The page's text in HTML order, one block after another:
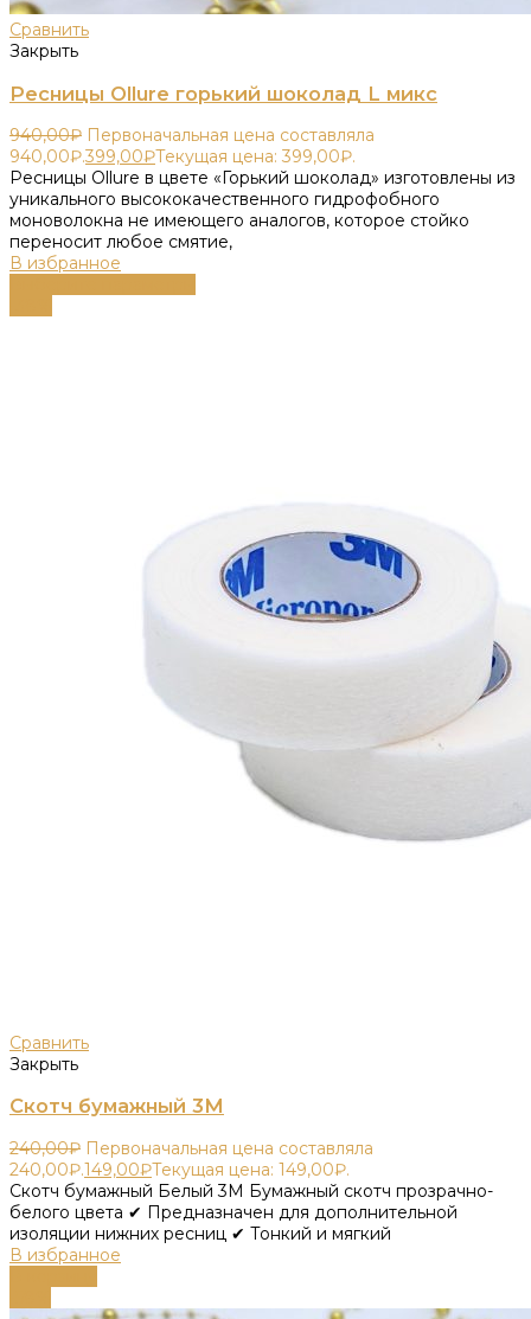
Сравнить
Закрыть
Ресницы Ollure горький шоколад L микс
940,00₽ Первоначальная цена составляла
940,00₽.399,00₽Текущая цена: 399,00₽.
Ресницы Ollure в цвете «Горький шоколад» изготовлены из
уникального высококачественного гидрофобного
моноволокна не имеющего аналогов, которое стойко
переносит любое смятие,
В избранное
Сравнить
Закрыть
Скотч бумажный 3М
240,00₽ Первоначальная цена составляла
240,00₽.149,00₽Текущая цена: 149,00₽.
Скотч бумажный Белый 3М Бумажный скотч прозрачно-
белого цвета ✔ Предназначен для дополнительной
изоляции нижних ресниц ✔ Тонкий и мягкий
В избранное